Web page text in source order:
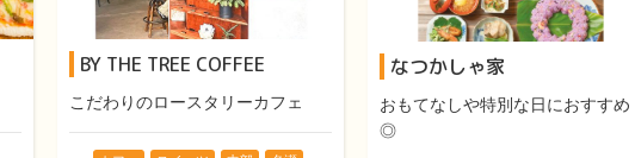
BY THE TREE COFFEE
こだわりのロースタリーカフェ
なつかしゃ家
おもてなしや特別な日におすすめ
◎